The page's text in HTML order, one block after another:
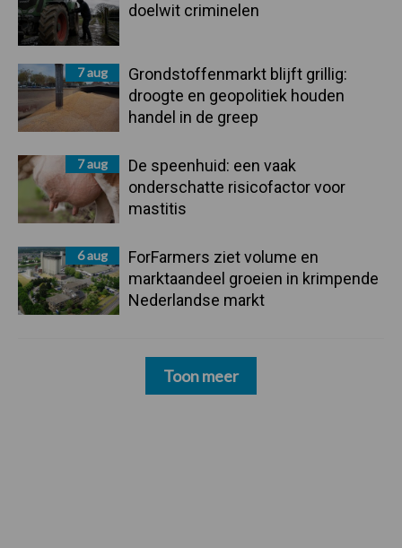
doelwit criminelen
7 aug
Grondstoffenmarkt blijft grillig:
droogte en geopolitiek houden
handel in de greep
7 aug
De speenhuid: een vaak
onderschatte risicofactor voor
mastitis
6 aug
ForFarmers ziet volume en
marktaandeel groeien in krimpende
Nederlandse markt
Toon meer